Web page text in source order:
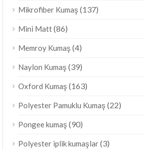
Mikrofiber Kumaş (137)
Mini Matt(86)
Memroy Kumaş (4)
Naylon Kumaş (39)
Oxford Kumaş (163)
Polyester Pamuklu Kumaş (22)
Pongee kumaş (90)
Polyester iplik kumaşlar(3)